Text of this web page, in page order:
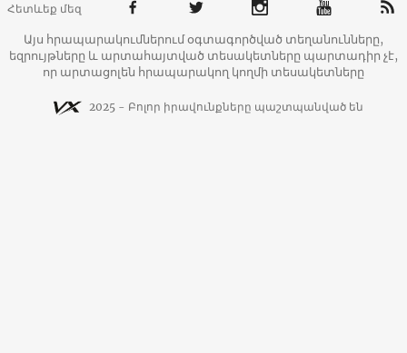
Հետևեք մեզ
Այս հրապարակումներում օգտագործված տեղանունները,
եզրույթները և արտահայտված տեսակետները պարտադիր չէ,
որ արտացոլեն հրապարակող կողմի տեսակետները
2025 - Բոլոր իրավունքները պաշտպանված են